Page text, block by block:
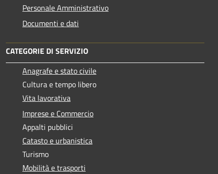
Personale Amministrativo
Documenti e dati
CATEGORIE DI SERVIZIO
Anagrafe e stato civile
Cultura e tempo libero
Vita lavorativa
Imprese e Commercio
Appalti pubblici
Catasto e urbanistica
Turismo
Mobilità e trasporti